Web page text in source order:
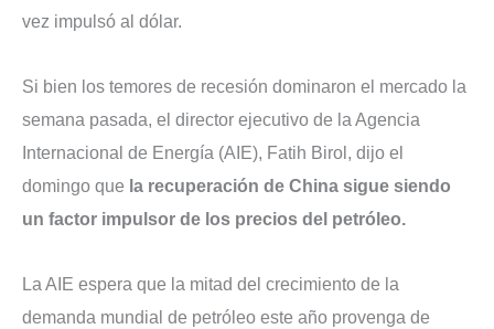
vez impulsó al dólar.
Si bien los temores de recesión dominaron el mercado la
semana pasada, el director ejecutivo de la Agencia
Internacional de Energía (AIE), Fatih Birol, dijo el
domingo que la recuperación de China sigue siendo
un factor impulsor de los precios del petróleo.
La AIE espera que la mitad del crecimiento de la
demanda mundial de petróleo este año provenga de